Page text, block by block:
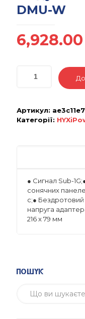
DMU-W
6,928.00
Артикул:
Категорії:
● Сигнал Sub-
сонячних
с;● Бездротовий
напруга
216 x 79 мм
Пошук